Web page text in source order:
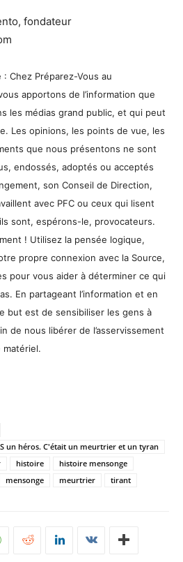
fondateur
Chez Préparez-Vous au
apportons de l’information que
les médias grand public, et qui peut
Les opinions, les points de vue, les
que nous présentons ne sont
endossés, adoptés ou acceptés
son Conseil de Direction,
avec PFC ou ceux qui lisent
sont, espérons-le, provocateurs.
! Utilisez la pensée logique,
propre connexion avec la Source,
pour vous aider à déterminer ce qui
En partageant l’information et en
but est de sensibiliser les gens à
de nous libérer de l’asservissement
matériel.
un héros. C'était un meurtrier et un tyran
histoire
histoire mensonge
mensonge meurtrier tirant